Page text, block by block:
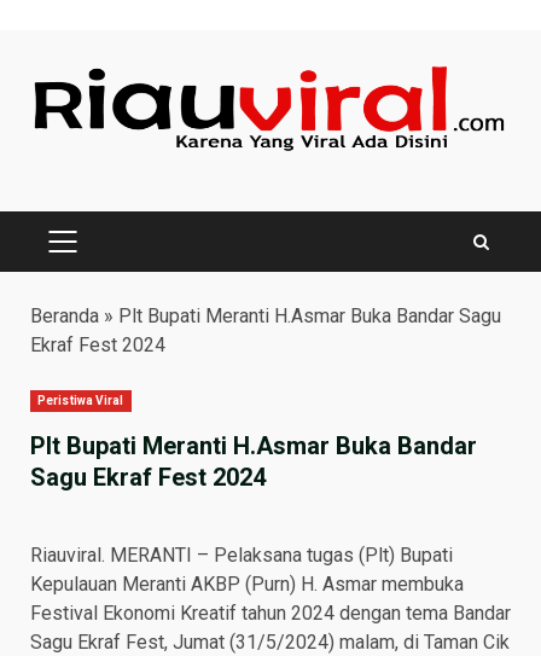
content
PRIMARY
Beranda » Plt Bupati Meranti H.Asmar Buka Bandar Sagu
Ekraf Fest 2024
Peristiwa Viral
Plt Bupati Meranti H.Asmar Buka Bandar
Sagu Ekraf Fest 2024
Riauviral. MERANTI – Pelaksana tugas (Plt) Bupati
Kepulauan Meranti AKBP (Purn) H. Asmar membuka
Festival Ekonomi Kreatif tahun 2024 dengan tema Bandar
Sagu Ekraf Fest, Jumat (31/5/2024) malam, di Taman Cik